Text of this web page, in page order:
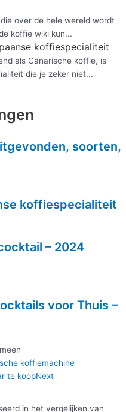
over de hele wereld wordt
koffie wiki kun...
koffiespecialiteit
als Canarische koffie, is
die je zeker niet...
soorten,
koffiespecialiteit
– 2024
voor Thuis –
koffiemachine
te koopNext
in het vergelijken van